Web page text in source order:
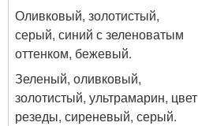
Оливковый, золотистый,
серый, синий с зеленоватым
оттенком, бежевый.
Зеленый, оливковый,
золотистый, ультрамарин, цвет
резеды, сиреневый, серый.